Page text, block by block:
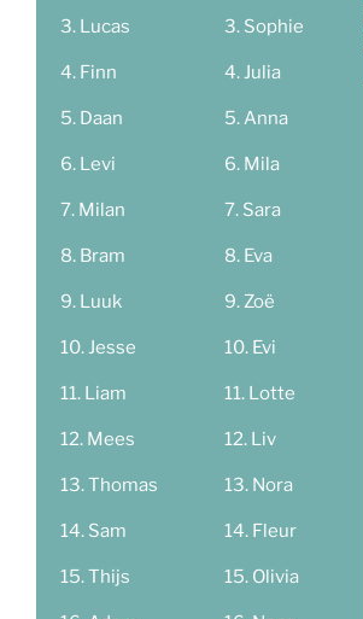
Lucas
Finn
Daan
Levi
Milan
Bram
Luuk
Jesse
Liam
Mees
Thomas
Sam
Thijs
Sophie
Julia
Anna
Mila
Sara
Eva
Zoë
Evi
Lotte
Liv
Nora
Fleur
Olivia